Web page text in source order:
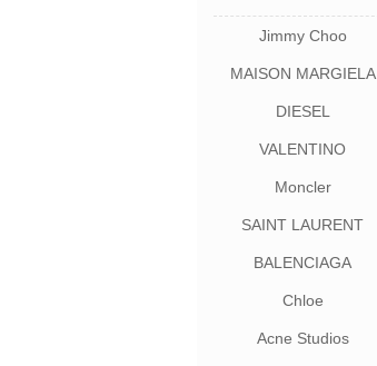
Jimmy Choo
MAISON MARGIELA
DIESEL
VALENTINO
Moncler
SAINT LAURENT
BALENCIAGA
Chloe
Acne Studios